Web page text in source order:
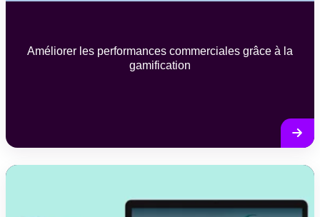
Améliorer les performances commerciales grâce à la
gamification